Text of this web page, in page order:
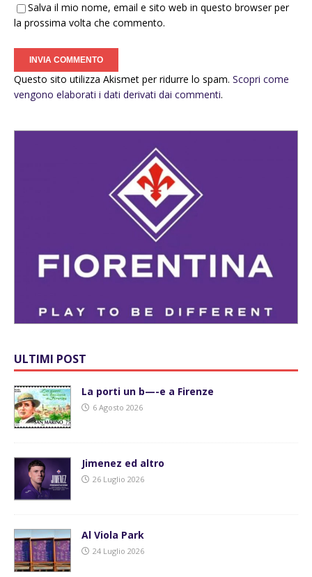
Salva il mio nome, email e sito web in questo browser per
la prossima volta che commento.
Questo sito utilizza Akismet per ridurre lo spam. Scopri come
vengono elaborati i dati derivati dai commenti.
ULTIMI POST
La porti un b—-e a Firenze
6 Agosto 2026
Jimenez ed altro
26 Luglio 2026
Al Viola Park
24 Luglio 2026